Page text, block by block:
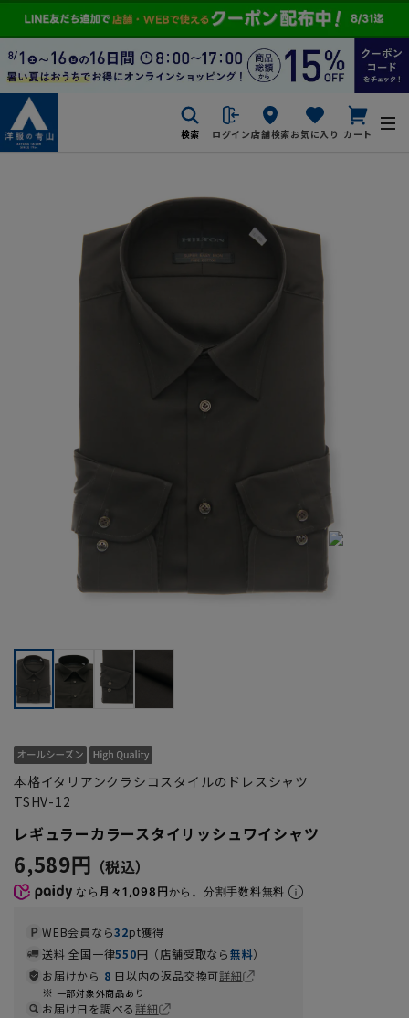
検索 ログイン店舗検索お気に入り カート
本格イタリアンクラシコスタイルのドレスシャツ
TSHV-12
レギュラーカラースタイリッシュワイシャツ
6,589円
なら 月々1,098円から。分割手数料無料
WEB会員なら32pt獲得
送料 全国一律550円（店舗受取なら無料）
お届けから 8 日以内の返品交換可詳細
一部対象外商品あり
お届け日を調べる詳細